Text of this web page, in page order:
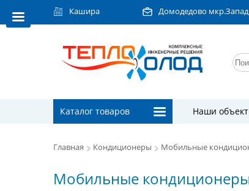
Кашира Домодедово
Каталог товаров Наши
Главная Кондиционеры Мобильные
Мобильные